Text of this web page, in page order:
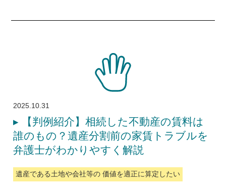
2025.10.31
▸
【判例紹介】相続した不動産の賃料は
誰のもの？遺産分割前の家賃トラブルを
弁護士がわかりやすく解説
遺産である土地や会社等の 価値を適正に算定したい